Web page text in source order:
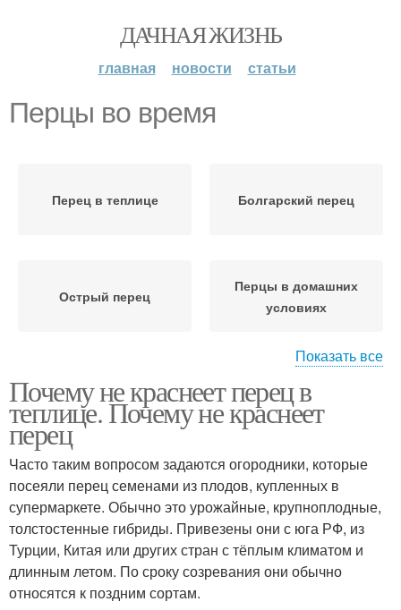
ДАЧНАЯ ЖИЗНЬ
главная новости статьи
Перцы во время
Перец в теплице Болгарский перец
Острый перец
Перцы в домашних
условиях
Перец для семян
Показать все
Почему не краснеет перец в
теплице. Почему не краснеет
перец
Часто таким вопросом задаются огородники, которые
посеяли перец семенами из плодов, купленных в
супермаркете. Обычно это урожайные, крупноплодные,
толстостенные гибриды. Привезены они с юга РФ, из
Турции, Китая или других стран с тёплым климатом и
длинным летом. По сроку созревания они обычно
относятся к поздним сортам.